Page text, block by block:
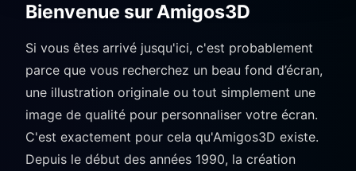
Bienvenue sur Amigos3D
Si vous êtes arrivé jusqu'ici, c'est probablement
parce que vous recherchez un beau fond d’écran,
une illustration originale ou tout simplement une
image de qualité pour personnaliser votre écran.
C'est exactement pour cela qu'Amigos3D existe.
Depuis le début des années 1990, la création